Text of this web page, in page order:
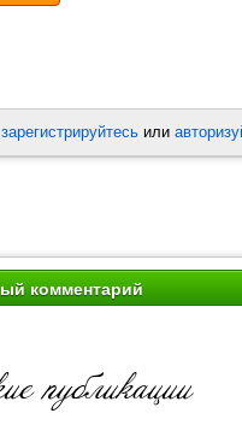
зарегистрируйтесь или